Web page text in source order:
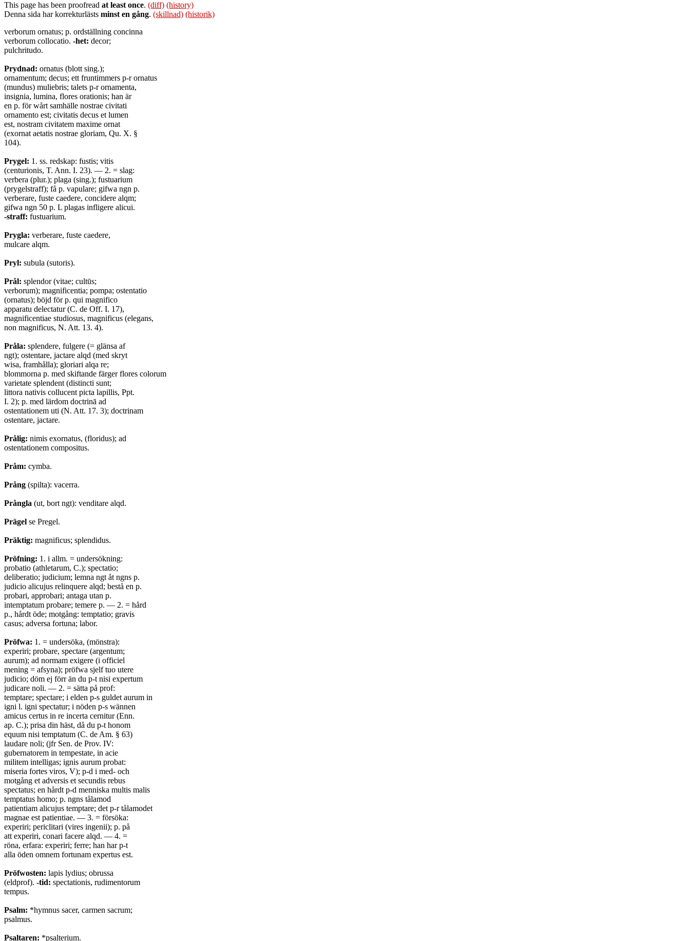
This page has been proofread at least once. (diff) (history)
Denna sida har korrekturlästs minst en gång. (skillnad) (historik)
verborum ornatus; p. ordställning concinna
verborum collocatio. -het: decor;
pulchritudo.
Prydnad: ornatus (blott sing.);
ornamentum; decus; ett fruntimmers p-r ornatus
(mundus) muliebris; talets p-r ornamenta,
insignia, lumina, flores orationis; han är
en p. för wårt samhälle nostrae civitati
ornamento est; civitatis decus et lumen
est, nostram civitatem maxime ornat
(exornat aetatis nostrae gloriam, Qu. X. §
104).
Prygel: 1. ss. redskap: fustis; vitis
(centurionis, T. Ann. I. 23). — 2. = slag:
verbera (plur.); plaga (sing.); fustuarium
(prygelstraff); få p. vapulare; gifwa ngn p.
verberare, fuste caedere, concidere alqm;
gifwa ngn 50 p. L plagas infligere alicui.
-straff: fustuarium.
Prygla: verberare, fuste caedere,
mulcare alqm.
Pryl: subula (sutoris).
Prål: splendor (vitae; cultūs;
verborum); magnificentia; pompa; ostentatio
(ornatus); böjd för p. qui magnifico
apparatu delectatur (C. de Off. I. 17),
magnificentiae studiosus, magnificus (elegans,
non magnificus, N. Att. 13. 4).
Pråla: splendere, fulgere (= glänsa af
ngt); ostentare, jactare alqd (med skryt
wisa, framhålla); gloriari alqa re;
blommorna p. med skiftande färger flores colorum
varietate splendent (distincti sunt;
littora nativis collucent picta lapillis, Ppt.
I. 2); p. med lärdom doctrinā ad
ostentationem uti (N. Att. 17. 3); doctrinam
ostentare, jactare.
Prålig: nimis exornatus, (floridus); ad
ostentationem compositus.
Pråm: cymba.
Prång (spilta): vacerra.
Prångla (ut, bort ngt): venditare alqd.
Prägel se Pregel.
Präktig: magnificus; splendidus.
Pröfning: 1. i allm. = undersökning:
probatio (athletarum, C.); spectatio;
deliberatio; judicium; lemna ngt åt ngns p.
judicio alicujus relinquere alqd; bestå en p.
probari, approbari; antaga utan p.
intemptatum probare; temere p. — 2. = hård
p., hårdt öde; motgång: temptatio; gravis
casus; adversa fortuna; labor.
Pröfwa: 1. = undersöka, (mönstra):
experiri; probare, spectare (argentum;
aurum); ad normam exigere (i officiel
mening = afsyna); pröfwa sjelf tuo utere
judicio; döm ej förr än du p-t nisi expertum
judicare noli. — 2. = sätta på prof:
temptare; spectare; i elden p-s guldet aurum in
igni l. igni spectatur; i nöden p-s wännen
amicus certus in re incerta cernitur (Enn.
ap. C.); prisa din häst, då du p-t honom
equum nisi temptatum (C. de Am. § 63)
laudare noli; (jfr Sen. de Prov. IV:
gubernatorem in tempestate, in acie
militem intelligas; ignis aurum probat:
miseria fortes viros, V); p-d i med- och
motgång et adversis et secundis rebus
spectatus; en hårdt p-d menniska multis malis
temptatus homo; p. ngns tålamod
patientiam alicujus temptare; det p-r tålamodet
magnae est patientiae. — 3. = försöka:
experiri; periclitari (vires ingenii); p. på
att experiri, conari facere alqd. — 4. =
röna, erfara: experiri; ferre; han har p-t
alla öden omnem fortunam expertus est.
Pröfwosten: lapis lydius; obrussa
(eldprof). -tid: spectationis, rudimentorum
tempus.
Psalm: *hymnus sacer, carmen sacrum;
psalmus.
Psaltaren: *psalterium.